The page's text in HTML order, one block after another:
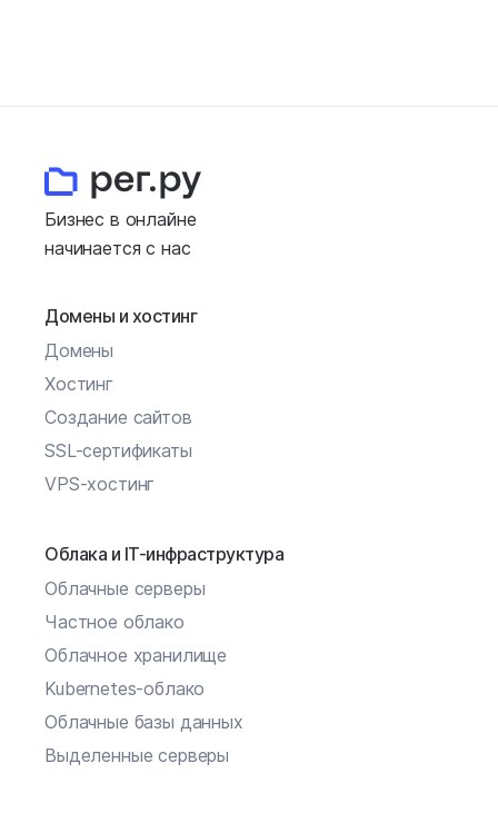
Бизнес в онлайне
начинается с нас
Домены и хостинг
Домены
Хостинг
Создание сайтов
SSL-сертификаты
VPS-хостинг
Облака и IT-инфраструктура
Облачные серверы
Частное облако
Облачное хранилище
Kubernetes-облако
Облачные базы данных
Выделенные серверы